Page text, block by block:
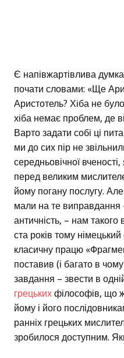
Є напівжартівлива
почати словами: «Ще
Аристотель? Хіба не
хіба немає проблем, де
Варто задати собі ці
ми до сих пір не
середньовічної
перед великим
йому погану послугу.
мали на те виправдання
античність, – нам
ста років тому
класичну працю
поставив (і багато в
завдання – звести в
грецьких філософів, що
йому і його
ранніх грецьких
зробилося доступним.